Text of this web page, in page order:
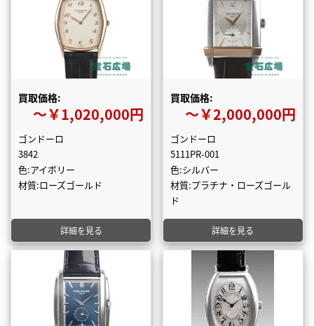
買取価格:
〜￥1,020,000円
ゴンドーロ
3842
色:アイボリー
材質:ローズゴールド
詳細を見る
買取価格:
〜￥2,000,000円
ゴンドーロ
5111PR-001
色:シルバー
材質:プラチナ・ローズゴール
ド
詳細を見る